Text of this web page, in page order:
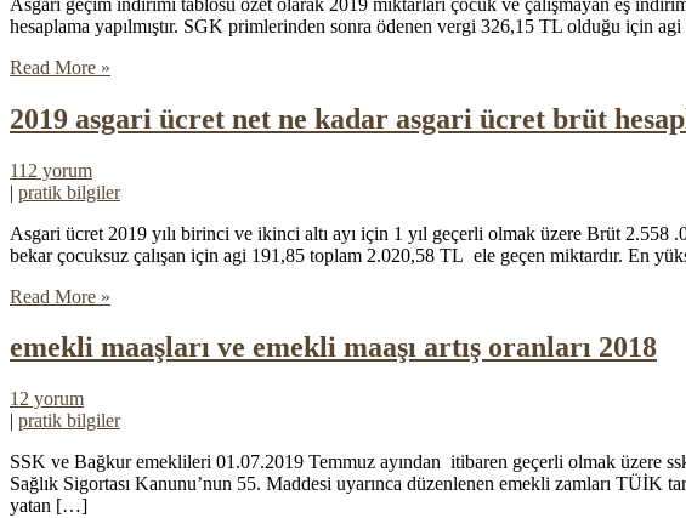
hesaplama yapılmıştır. SGK primlerinden sonra ödenen vergi 326,15 TL olduğu için
Read More »
2019 asgari ücret net ne kadar asgari ücret brüt
112 yorum
| pratik bilgiler
Asgari ücret 2019 yılı birinci ve ikinci altı ayı için 1 yıl geçerli olmak üzere Brüt
bekar çocuksuz çalışan için agi 191,85 toplam 2.020,58 TL ele geçen miktardır. En
Read More »
emekli maaşları ve emekli maaşı artış oranları 2018
12 yorum
| pratik bilgiler
SSK ve Bağkur emeklileri 01.07.2019 Temmuz ayından itibaren geçerli olmak üzere
Sağlık Sigortası Kanunu’nun 55. Maddesi uyarınca düzenlenen emekli zamları TÜİK
yatan […]